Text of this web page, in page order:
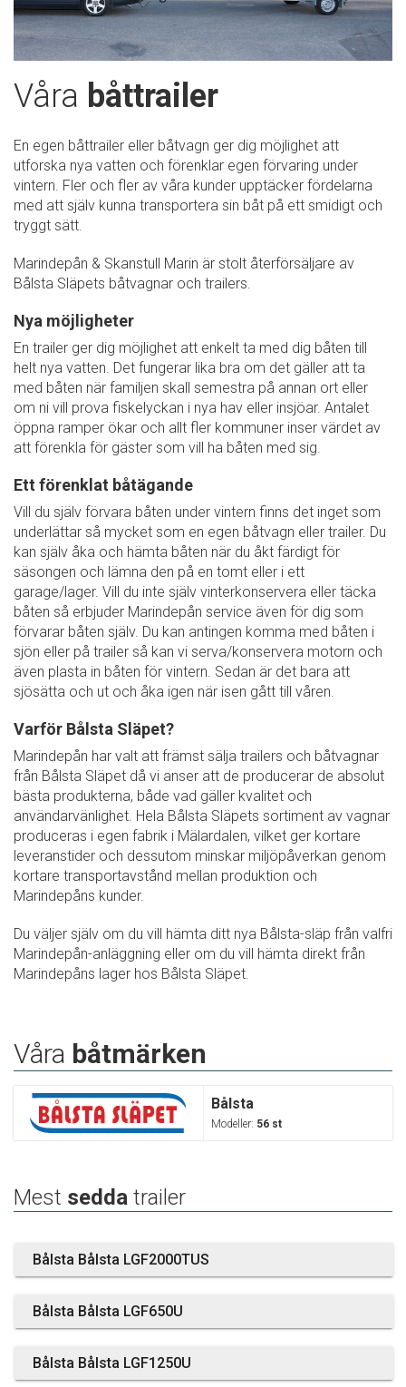
Våra båttrailer
En egen båttrailer eller båtvagn ger dig möjlighet att
utforska nya vatten och förenklar egen förvaring under
vintern. Fler och fler av våra kunder upptäcker fördelarna
med att själv kunna transportera sin båt på ett smidigt och
tryggt sätt.
Marindepån & Skanstull Marin är stolt återförsäljare av
Bålsta Släpets båtvagnar och trailers.
Nya möjligheter
En trailer ger dig möjlighet att enkelt ta med dig båten till
helt nya vatten. Det fungerar lika bra om det gäller att ta
med båten när familjen skall semestra på annan ort eller
om ni vill prova fiskelyckan i nya hav eller insjöar. Antalet
öppna ramper ökar och allt fler kommuner inser värdet av
att förenkla för gäster som vill ha båten med sig.
Ett förenklat båtägande
Vill du själv förvara båten under vintern finns det inget som
underlättar så mycket som en egen båtvagn eller trailer. Du
kan själv åka och hämta båten när du åkt färdigt för
säsongen och lämna den på en tomt eller i ett
garage/lager. Vill du inte själv vinterkonservera eller täcka
båten så erbjuder Marindepån service även för dig som
förvarar båten själv. Du kan antingen komma med båten i
sjön eller på trailer så kan vi serva/konservera motorn och
även plasta in båten för vintern. Sedan är det bara att
sjösätta och ut och åka igen när isen gått till våren.
Varför Bålsta Släpet?
Marindepån har valt att främst sälja trailers och båtvagnar
från Bålsta Släpet då vi anser att de producerar de absolut
bästa produkterna, både vad gäller kvalitet och
användarvänlighet. Hela Bålsta Släpets sortiment av vagnar
produceras i egen fabrik i Mälardalen, vilket ger kortare
leveranstider och dessutom minskar miljöpåverkan genom
kortare transportavstånd mellan produktion och
Marindepåns kunder.
Du väljer själv om du vill hämta ditt nya Bålsta-släp från valfri
Marindepån-anläggning eller om du vill hämta direkt från
Marindepåns lager hos Bålsta Släpet.
Våra båtmärken
Bålsta
Modeller: 56 st
Mest sedda trailer
Bålsta Bålsta LGF2000TUS
Bålsta Bålsta LGF650U
Bålsta Bålsta LGF1250U